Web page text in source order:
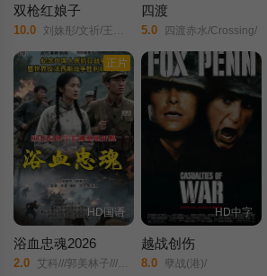
双枪红娘子
10.0 刘姝彤/文祈/王品一/谢宁/王岗岗/陈之辉/李为民/魏兆雄/王程/邱晨阳/
四渡
5.0 四渡赤水/Crossing/
正片
HD国语
浴血忠魂2026
2.0 艾科///郭美林子///李博///葛佳佳///邓凯匀///周星宜///红卫姝辰///张博///胡骁源///陈宇星///朱丹蕾///张庆亮/
HD中字
越战创伤
8.0 孽战(港)/